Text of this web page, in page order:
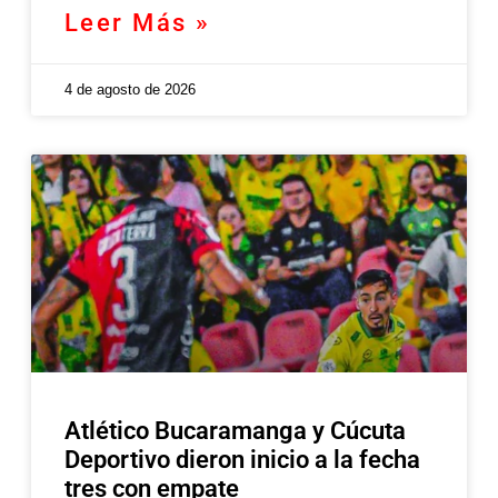
Leer Más »
4 de agosto de 2026
Atlético Bucaramanga y Cúcuta
Deportivo dieron inicio a la fecha
tres con empate